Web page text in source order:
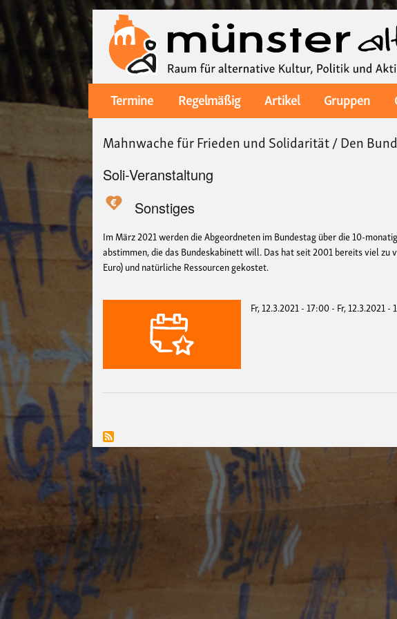
Main
navigation
Termine Regelmäßig Artikel Gruppen
Mahnwache für Frieden und Solidarität / Den
Soli-Veranstaltung
Sonstiges
Im März 2021 werden die Abgeordneten im Bundestag über die 10-
abstimmen, die das Bundeskabinett will. Das hat seit 2001 bereits viel
Euro) und natürliche Ressourcen gekostet.
Fr, 12.3.2021 - 17:00- Fr, 12.3.2021 -